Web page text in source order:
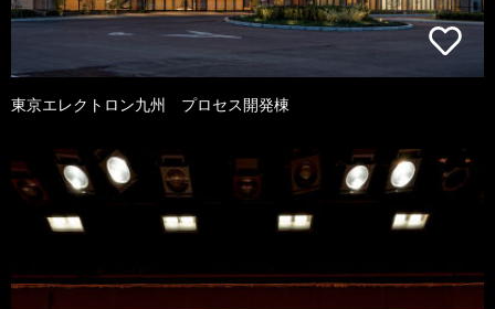
東京エレクトロン九州 プロセス開発棟